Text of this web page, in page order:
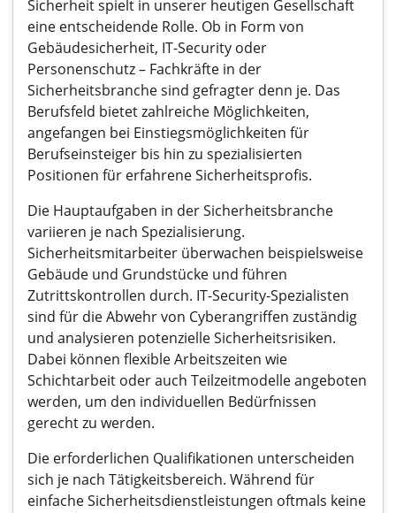
Sicherheit spielt in unserer heutigen Gesellschaft
eine entscheidende Rolle. Ob in Form von
Gebäudesicherheit, IT-Security oder
Personenschutz – Fachkräfte in der
Sicherheitsbranche sind gefragter denn je. Das
Berufsfeld bietet zahlreiche Möglichkeiten,
angefangen bei Einstiegsmöglichkeiten für
Berufseinsteiger bis hin zu spezialisierten
Positionen für erfahrene Sicherheitsprofis.
Die Hauptaufgaben in der Sicherheitsbranche
variieren je nach Spezialisierung.
Sicherheitsmitarbeiter überwachen beispielsweise
Gebäude und Grundstücke und führen
Zutrittskontrollen durch. IT-Security-Spezialisten
sind für die Abwehr von Cyberangriffen zuständig
und analysieren potenzielle Sicherheitsrisiken.
Dabei können flexible Arbeitszeiten wie
Schichtarbeit oder auch Teilzeitmodelle angeboten
werden, um den individuellen Bedürfnissen
gerecht zu werden.
Die erforderlichen Qualifikationen unterscheiden
sich je nach Tätigkeitsbereich. Während für
einfache Sicherheitsdienstleistungen oftmals keine